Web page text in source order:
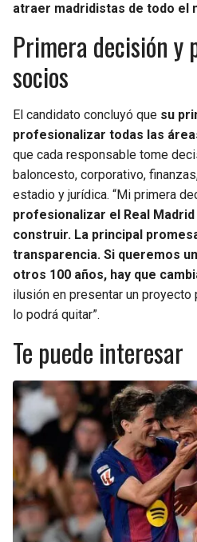
atraer madridistas de todo el
Primera decisión y
socios
El candidato concluyó que su
profesionalizar todas las
que cada responsable tome
baloncesto, corporativo,
estadio y jurídica. “Mi primera
profesionalizar el Real Madrid
construir. La principal
transparencia. Si queremos
otros 100 años, hay que
ilusión en presentar un
lo podrá quitar”.
Te puede interesar